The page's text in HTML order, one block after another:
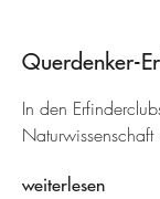
Querdenker-
In den
Naturwissenschaft
weiterlesen